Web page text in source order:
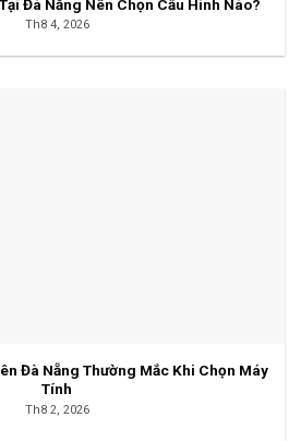
Đà Nẵng Nên Chọn Cấu Hình Nào?
Th8 4, 2026
Đà Nẵng Thường Mắc Khi Chọn Máy
Tính
Th8 2, 2026